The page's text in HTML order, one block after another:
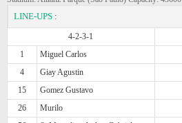
LINE-UPS :
4-2-3-1
1
Miguel Carlos
4
Giay Agustin
15
Gomez Gustavo
26
Murilo